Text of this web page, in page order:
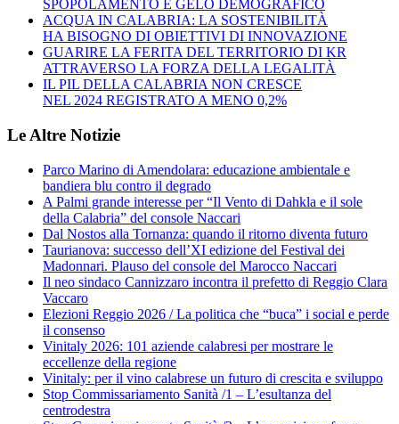
SPOPOLAMENTO E GELO DEMOGRAFICO
ACQUA IN CALABRIA: LA SOSTENIBILITÀ
HA BISOGNO DI OBIETTIVI DI INNOVAZIONE
GUARIRE LA FERITA DEL TERRITORIO DI KR
ATTRAVERSO LA FORZA DELLA LEGALITÀ
IL PIL DELLA CALABRIA NON CRESCE
NEL 2024 REGISTRATO A MENO 0,2%
Le Altre Notizie
Parco Marino di Amendolara: educazione ambientale e
bandiera blu contro il degrado
A Palmi grande interesse per “Il Vento di Dahkla e il sole
della Calabria” del console Naccari
Dal Nostos alla Tornanza: quando il ritorno diventa futuro
Taurianova: successo dell’XI edizione del Festival dei
Madonnari. Plauso del console del Marocco Naccari
Il neo sindaco Cannizzaro incontra il prefetto di Reggio Clara
Vaccaro
Elezioni Reggio 2026 / La politica che “buca” i social e perde
il consenso
Vinitaly 2026: 101 aziende calabresi per mostrare le
eccellenze della regione
Vinitaly: per il vino calabrese un futuro di crescita e sviluppo
Stop Commissariamento Sanità /1 – L’esultanza del
centrodestra